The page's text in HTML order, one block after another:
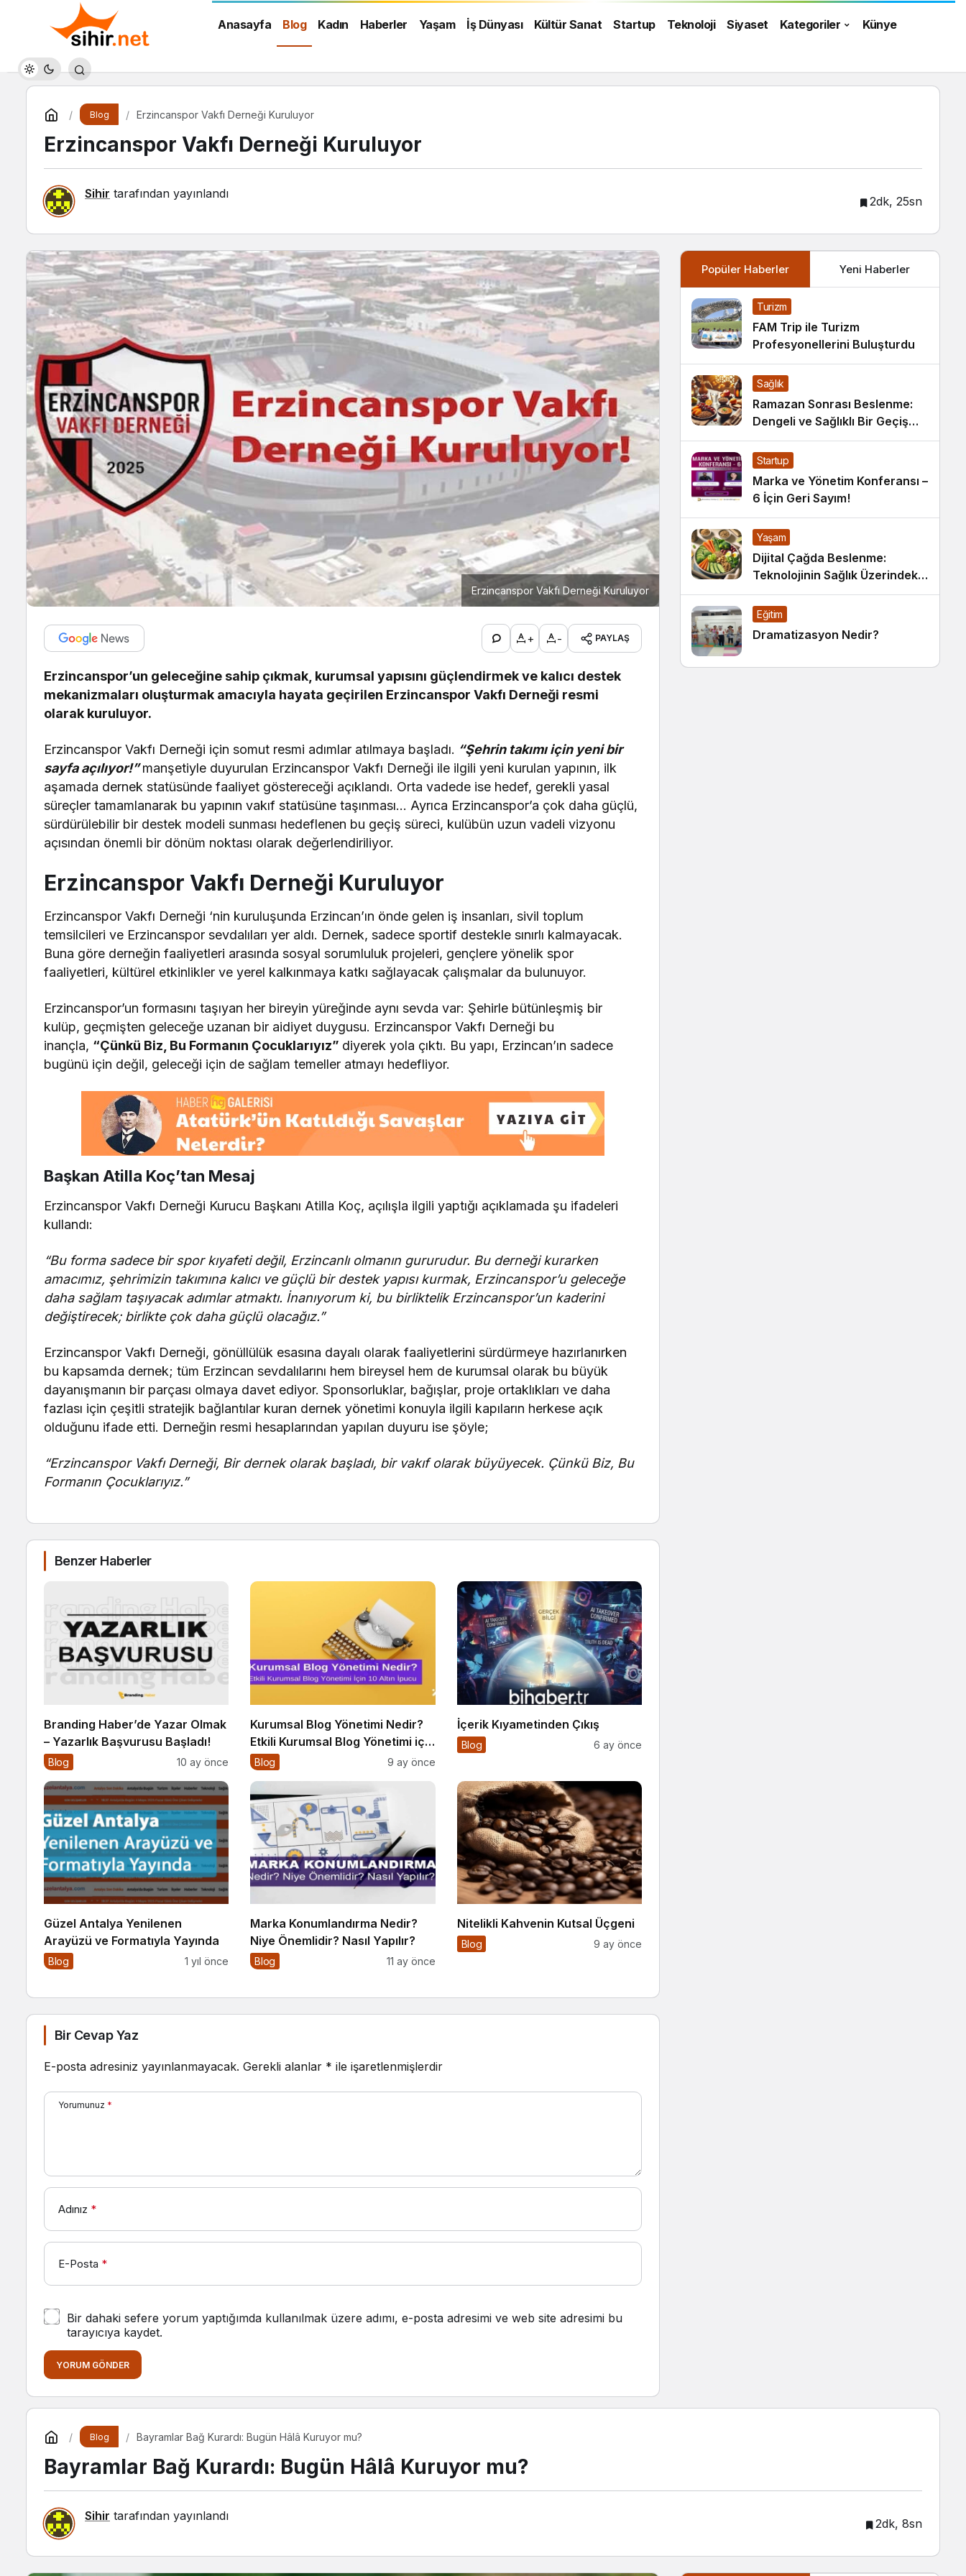
Anasayfa Blog Kadın Haberler Yaşam İş Dünyası Kültür Sanat Startup Teknoloji Siyaset Kategoriler Künye
Blog Erzincanspor Vakfı Derneği Kuruluyor
Erzincanspor Vakfı Derneği Kuruluyor
Sihir tarafından yayınlandı
2dk, 25sn
Erzincanspor Vakfı Derneği Kuruluyor
+ - PAYLAŞ
Erzincanspor’un geleceğine sahip çıkmak, kurumsal yapısını güçlendirmek ve kalıcı destek
mekanizmaları oluşturmak amacıyla hayata geçirilen Erzincanspor Vakfı Derneği resmi
olarak kuruluyor.
Erzincanspor Vakfı Derneği için somut resmi adımlar atılmaya başladı. “Şehrin takımı için yeni bir
sayfa açılıyor!”manşetiyle duyurulan Erzincanspor Vakfı Derneği ile ilgili yeni kurulan yapının, ilk
aşamada dernek statüsünde faaliyet göstereceği açıklandı. Orta vadede ise hedef, gerekli yasal
süreçler tamamlanarak bu yapının vakıf statüsüne taşınması… Ayrıca Erzincanspor’a çok daha güçlü,
sürdürülebilir bir destek modeli sunması hedeflenen bu geçiş süreci, kulübün uzun vadeli vizyonu
açısından önemli bir dönüm noktası olarak değerlendiriliyor.
Erzincanspor Vakfı Derneği Kuruluyor
Erzincanspor Vakfı Derneği ‘nin kuruluşunda Erzincan’ın önde gelen iş insanları, sivil toplum
temsilcileri ve Erzincanspor sevdalıları yer aldı. Dernek, sadece sportif destekle sınırlı kalmayacak.
Buna göre derneğin faaliyetleri arasında sosyal sorumluluk projeleri, gençlere yönelik spor
faaliyetleri, kültürel etkinlikler ve yerel kalkınmaya katkı sağlayacak çalışmalar da bulunuyor.
Erzincanspor’un formasını taşıyan her bireyin yüreğinde aynı sevda var: Şehirle bütünleşmiş bir
kulüp, geçmişten geleceğe uzanan bir aidiyet duygusu. Erzincanspor Vakfı Derneği bu
inançla, “Çünkü Biz, Bu Formanın Çocuklarıyız” diyerek yola çıktı. Bu yapı, Erzincan’ın sadece
bugünü için değil, geleceği için de sağlam temeller atmayı hedefliyor.
Başkan Atilla Koç’tan Mesaj
Erzincanspor Vakfı Derneği Kurucu Başkanı Atilla Koç, açılışla ilgili yaptığı açıklamada şu ifadeleri
kullandı:
“Bu forma sadece bir spor kıyafeti değil, Erzincanlı olmanın gururudur. Bu derneği kurarken
amacımız, şehrimizin takımına kalıcı ve güçlü bir destek yapısı kurmak, Erzincanspor’u geleceğe
daha sağlam taşıyacak adımlar atmaktı. İnanıyorum ki, bu birliktelik Erzincanspor’un kaderini
değiştirecek; birlikte çok daha güçlü olacağız.”
Erzincanspor Vakfı Derneği, gönüllülük esasına dayalı olarak faaliyetlerini sürdürmeye hazırlanırken
bu kapsamda dernek; tüm Erzincan sevdalılarını hem bireysel hem de kurumsal olarak bu büyük
dayanışmanın bir parçası olmaya davet ediyor. Sponsorluklar, bağışlar, proje ortaklıkları ve daha
fazlası için çeşitli stratejik bağlantılar kuran dernek yönetimi konuyla ilgili kapıların herkese açık
olduğunu ifade etti. Derneğin resmi hesaplarından yapılan duyuru ise şöyle;
“Erzincanspor Vakfı Derneği, Bir dernek olarak başladı, bir vakıf olarak büyüyecek. Çünkü Biz, Bu
Formanın Çocuklarıyız.”
Benzer Haberler
Branding Haber’de Yazar Olmak
– Yazarlık Başvurusu Başladı!
Blog 10 ay önce
Kurumsal Blog Yönetimi Nedir?
Etkili Kurumsal Blog Yönetimi için
10 Altın İpucu
Blog 9 ay önce
İçerik Kıyametinden Çıkış
Blog 6 ay önce
Güzel Antalya Yenilenen
Arayüzü ve Formatıyla Yayında
Blog 1 yıl önce
Marka Konumlandırma Nedir?
Niye Önemlidir? Nasıl Yapılır?
Blog 11 ay önce
Nitelikli Kahvenin Kutsal Üçgeni
Blog 9 ay önce
Bir Cevap Yaz
E-posta adresiniz yayınlanmayacak. Gerekli alanlar * ile işaretlenmişlerdir
Yorumunuz *
Adınız *
E-Posta *
Bir dahaki sefere yorum yaptığımda kullanılmak üzere adımı, e-posta adresimi ve web site adresimi bu
tarayıcıya kaydet.
YORUM GÖNDER
Popüler Haberler Yeni Haberler
Turizm
FAM Trip ile Turizm
Profesyonellerini Buluşturdu
Sağlık
Ramazan Sonrası Beslenme:
Dengeli ve Sağlıklı Bir Geçiş
İçin İpuçları
Startup
Marka ve Yönetim Konferansı –
6 İçin Geri Sayım!
Yaşam
Dijital Çağda Beslenme:
Teknolojinin Sağlık Üzerindeki
Etkileri ve Yeni Alışkanlıklar
Eğitim
Dramatizasyon Nedir?
Blog Bayramlar Bağ Kurardı: Bugün Hâlâ Kuruyor mu?
Bayramlar Bağ Kurardı: Bugün Hâlâ Kuruyor mu?
Sihir tarafından yayınlandı
2dk, 8sn